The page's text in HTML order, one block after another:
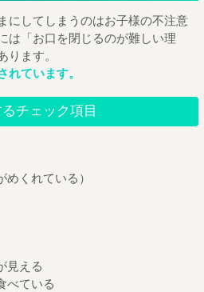
にしてしまうのはお子様の不注意
は「お口を閉じるのが難しい理
ます。
ています。
チェック項目
くれている）
見える
べている